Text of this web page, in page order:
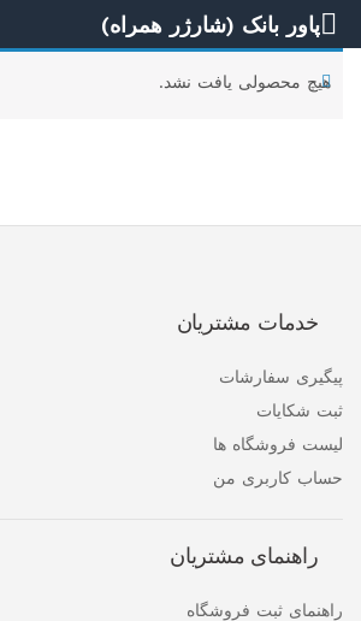
پاور بانک (شارژر همراه)
هیچ محصولی یافت نشد.
خدمات مشتریان
پیگیری سفارشات
ثبت شکایات
لیست فروشگاه ها
حساب کاربری من
راهنمای مشتریان
راهنمای ثبت فروشگاه